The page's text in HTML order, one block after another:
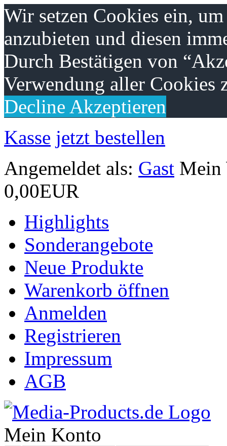
Wir setzen Cookies ein,
anzubieten und diesen
Durch Bestätigen von
Verwendung aller Cookies
Decline Akzeptieren
Kasse jetzt bestellen
Angemeldet als: Gast Mein
0,00EUR
Highlights
Sonderangebote
Neue Produkte
Warenkorb öffnen
Anmelden
Registrieren
Impressum
AGB
Mein Konto